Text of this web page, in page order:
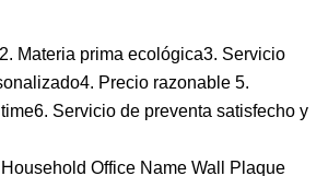
Materia prima ecológica3. Servicio
Precio razonable 5.
Servicio de preventa satisfecho y